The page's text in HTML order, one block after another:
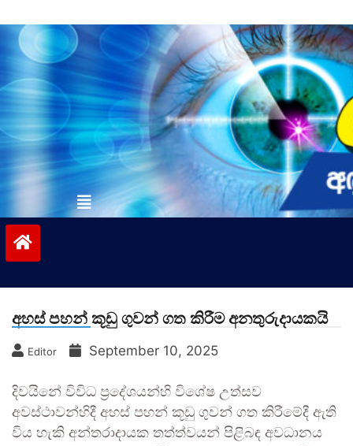
to
contentvinivida.lk
අහස් පහන් කූඩු ගුවන් ගත කිරීම අනතුරුදායකයි
Editor September 10, 2025
දිවයිනේ විවිධ ප්‍රදේශයන්හි විශේෂ උත්සව
අවස්ථාවන්හිදී අහස් පහන් කූඩු ගුවන් ගත කිරීමේදී ඇති
විය හැකි අන්තරාදායක තත්ත්වයන් පිළිබඳ අවධානය